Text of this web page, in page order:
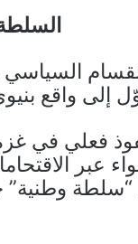
إلى واقع
فعلي في
عبر
وطنية”